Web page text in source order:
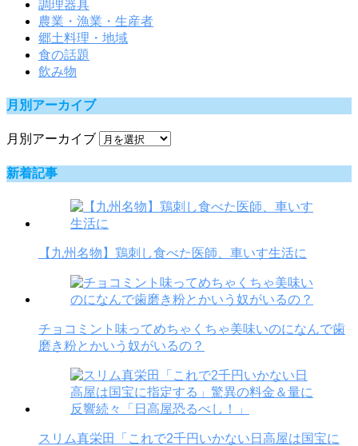
調理器具
農業・漁業・生産者
郷土料理・地域
食の話題
飲み物
月別アーカイブ
月別アーカイブ
新着記事
【九州名物】鶏刺し食べた医師、車いす生活に
チョコミント味ってめちゃくちゃ美味いのになんで歯
磨き粉とかいう奴がいるの？
スリム真栄田「これで2千円いかない日高屋は国宝に